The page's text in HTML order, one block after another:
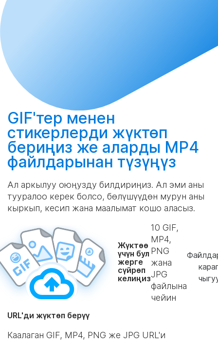
GIF'тер менен
стикерлерди жүктөп
бериңиз же аларды MP4
файлдарынан түзүңүз
Ал аркылуу оюңузду билдириңиз. Ал эми аны
тууралоо керек болсо, бөлүшүүдөн мурун аны
кыркып, кесип жана маалымат кошо аласыз.
Жүктөө
үчүн бул
жерге
сүйрөп
келиңиз
10 GIF,
MP4,
PNG
жана
JPG
файлына
чейин
URL'ди жүктөп берүү
Каалаган GIF, MP4, PNG же JPG URL'и